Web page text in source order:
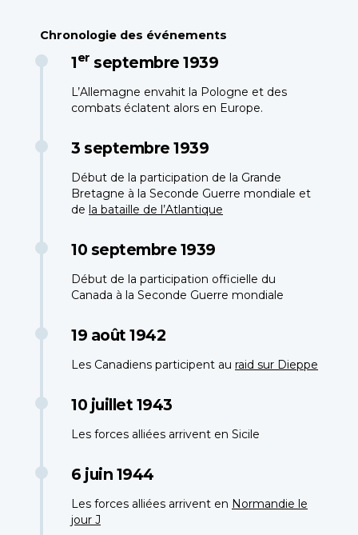
Chronologie des événements
1er septembre 1939
L’Allemagne envahit la Pologne et des
combats éclatent alors en Europe.
3 septembre 1939
Début de la participation de la Grande
Bretagne à la Seconde Guerre mondiale et
de la bataille de l’Atlantique
10 septembre 1939
Début de la participation officielle du
Canada à la Seconde Guerre mondiale
19 août 1942
Les Canadiens participent au raid sur Dieppe
10 juillet 1943
Les forces alliées arrivent en Sicile
6 juin 1944
Les forces alliées arrivent en Normandie le
jour J